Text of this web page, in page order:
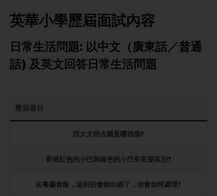
英華小學歷屆面試內容
日常生活問題: 以中文（廣東話／普通
話) 及英文回答日常生活問題
歷屆題目
四大文明古國是哪四個?
香港紅色的小巴與綠色的小巴有甚麼區別?
去餐廳食飯，送到的食物出錯了，你會如何處理?